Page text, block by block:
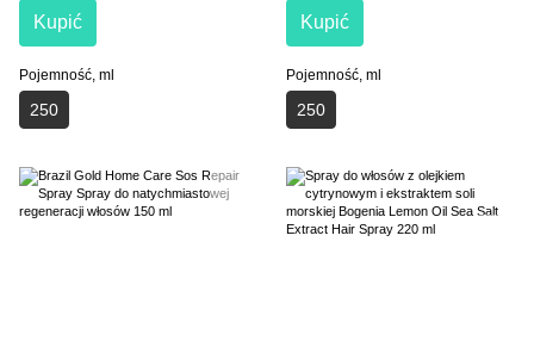
Kupić
Pojemność, ml
250
Kupić
Pojemność, ml
250